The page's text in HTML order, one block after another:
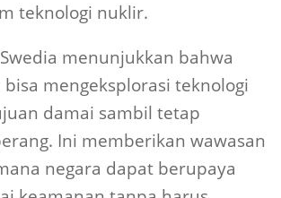
teknologi nuklir.
menunjukkan bahwa
mengeksplorasi teknologi
damai sambil tetap
Ini memberikan wawasan
negara dapat berupaya